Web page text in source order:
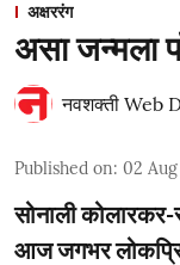
अक्षररंग
असा जन्मला
नवशक्ती Web
Published on: 02
सोनाली कोलारकर-
आज जगभर